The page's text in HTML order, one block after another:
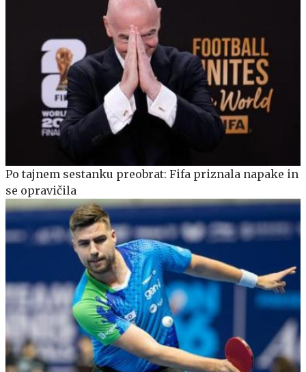
Po tajnem sestanku preobrat: Fifa priznala napake in
se opravičila